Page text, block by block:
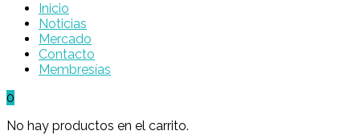
Inicio
Noticias
Mercado
Contacto
Membresías
0
No hay productos en el carrito.